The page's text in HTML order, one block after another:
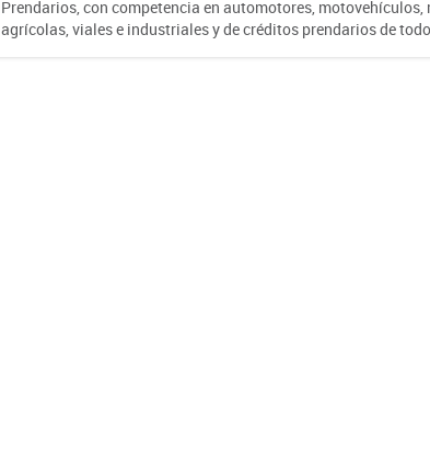
Prendarios, con competencia en automotores,
agrícolas, viales e industriales y de créditos prendarios de